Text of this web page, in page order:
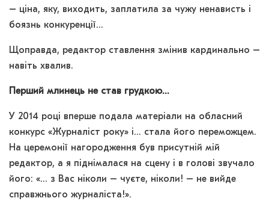
– ціна, яку, виходить, заплатила за чужу ненависть і
боязнь конкуренції…
Щоправда, редактор ставлення змінив кардинально –
навіть хвалив.
Перший млинець не став грудкою…
У 2014 році вперше подала матеріали на обласний
конкурс «Журналіст року» і… стала його переможцем.
На церемонії нагородження був присутній мій
редактор, а я піднімалася на сцену і в голові звучало
його: «… з Вас ніколи – чуєте, ніколи! – не вийде
справжнього журналіста!».